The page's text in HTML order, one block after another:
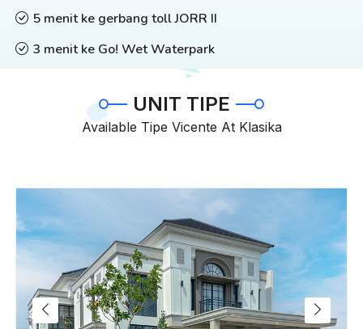
5 menit ke gerbang toll JORR II
3 menit ke Go! Wet Waterpark
UNIT TIPE
Available Tipe Vicente At Klasika